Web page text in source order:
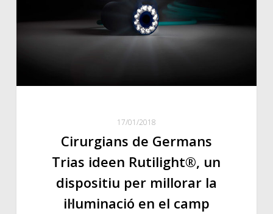
ideen
Rutilight®,
un
il·luminació
en
el
intraoperatori
17/01/2018
Cirurgians de Germans
Trias ideen Rutilight®, un
dispositiu per millorar la
il·luminació en el camp